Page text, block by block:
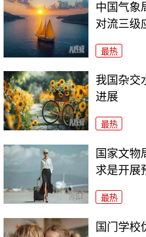
中国气象
对流三级
最热
我国杂交
进展
最热
国家文物
求是开展
最热
国门学校